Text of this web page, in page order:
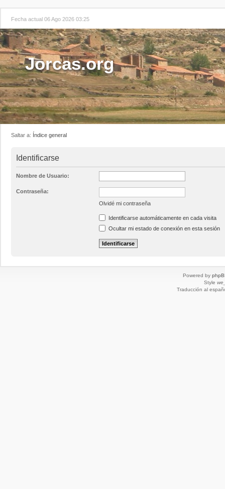
Fecha actual 06 Ago 2026 03:25
Jorcas.org
Saltar a: Índice general
Identificarse
Nombre de Usuario:
Contraseña:
Olvidé mi contraseña
Identificarse automáticamente en cada visita
Ocultar mi estado de conexión en esta sesión
Powered by
Style
Traducción al